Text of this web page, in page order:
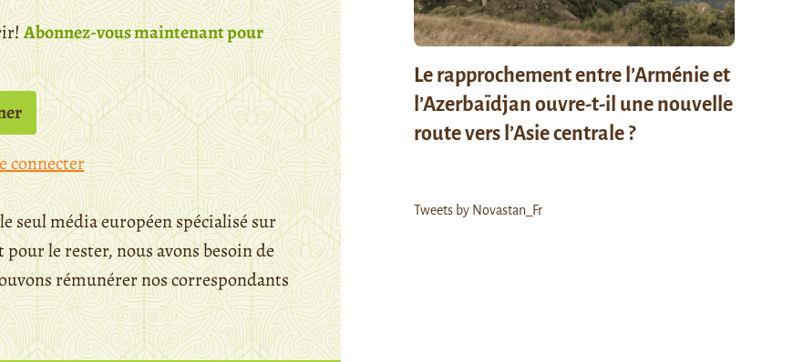
Abonnez-vous maintenant pour
connecter
seul média européen spécialisé sur
le rester, nous avons besoin de
rémunérer nos correspondants
Le rapprochement entre l’Arménie et
l’Azerbaïdjan ouvre-t-il une nouvelle
route vers l’Asie centrale ?
Tweets by Novastan_Fr